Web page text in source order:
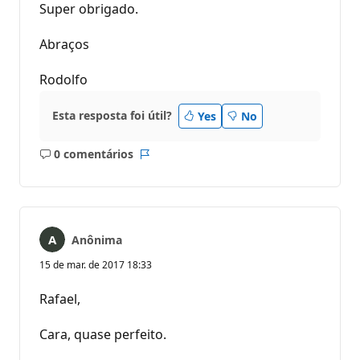
Super obrigado.
Abraços
Rodolfo
Esta resposta foi útil? Yes No
0 comentários
Sem
Anônima
15 de mar. de 2017 18:33
Rafael,
Cara, quase perfeito.